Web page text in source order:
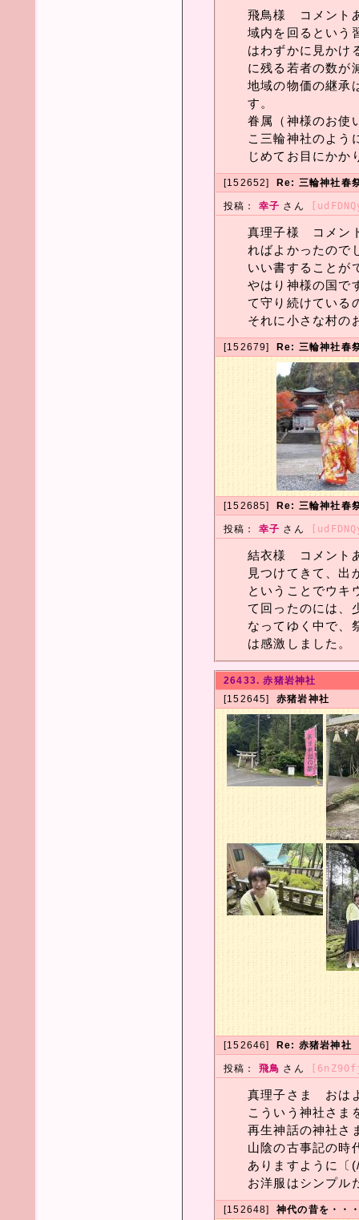
飛鳥様 コメント
域内を回るという
はわずかに見かけ
に残る若者の数が
地域の物価の継承
す。
眷属（神様のお使
こ三輪神社のよう
じめてお目にかか
[152652] Re: 三輪神社春
投稿： 幸子 さん
真理子様 コメン
ればよかったので
いい書することが
やはり神様の国で
て守り続けている
それに小さな村の
[152679] Re: 三輪神社春
[152685] Re: 三輪神社春
投稿： 幸子 さん
結衣様 コメント
見つけてきて、出
ということでウキ
て回ったのには、
なってゆく中で、
は感激しました。
26433. 赤猪岩神社
[152645] 赤猪岩神社
[152646] Re: 赤猪岩神社
投稿： 飛鳥 さん
真理子さま おは
こういう神社さま
再生神話の神社さ
山陰の古事記の時
ありますように〔
お洋服はシンプル
[152648] 神代の昔を・・